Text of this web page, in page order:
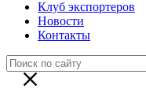
Клуб экспортеров
Новости
Контакты